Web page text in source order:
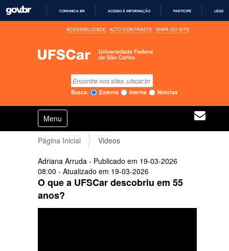
R
R
A
C
O
COMUNICA BR ACESSO À INFORMAÇÃO PARTICIPE
ACESSIBILIDADE ALTO CONTRASTE MAPA DO SITE
Busca
Busca Avançada…
Busca: Externa Interna Notícias
v
Toggle navigation
Página Inicial
Videos
Adriana Arruda - Publicado em 19-03-2026
08:00 - Atualizado em 19-03-2026
O que a UFSCar descobriu em 55
anos?